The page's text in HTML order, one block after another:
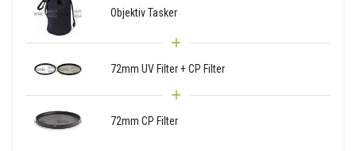
Objektiv Tasker
72mm UV Filter + CP Filter
72mm CP Filter